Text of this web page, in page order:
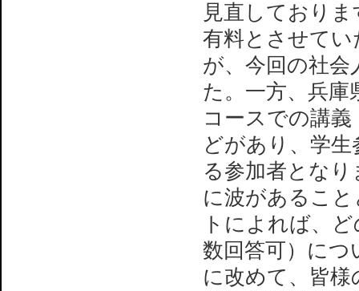
見直しており
有料とさせて
が、今回の社
た。一方、兵庫
コースでの講
どがあり、学
る参加者とな
に波があるこ
トによれば、
数回答可）につ
に改めて、皆